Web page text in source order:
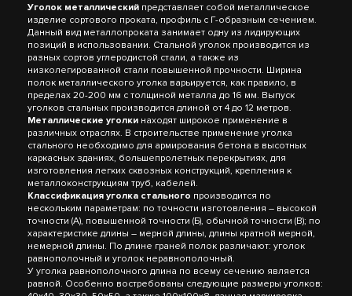
Уголок металлический представляет собой металлическое
изделие сортового проката, профиль с Г-образным сечением.
Данный вид металлопроката занимает одну из лидирующих
позиций в использовании. Стальной уголок производится из
разных сортов углеродистой стали, а также из
низколегированной стали повышенной прочности. Ширина
полок металлического уголка варьируется, как правило, в
пределах 20-200 мм с толщиной металла до 16 мм. Выпуск
уголков стальных производится длиной от 4 до 12 метров.
Металлические уголки находят широкое применение в
различных отраслях. В строительстве применение уголка
стального необходимо для армирования бетона в высотных
каркасных зданиях, большепролетных перекрытиях, для
изготовления легких сквозных конструкций, крепления к
металлоконструкциям труб, кабелей.
Классификация уголка стального производится по
нескольким параметрам: по точности изготовления – высокой
точности (А), повышенной точности (Б), обычной точности (В); по
характеристике длины – мерной длины, длины кратной мерной,
немерной длины. По длине граней полок различают: уголок
равнополочный и уголок неравнополочный.
У уголка равнополочного длина по всему сечению является
равной. Особенно востребованы следующие размеры уголков: